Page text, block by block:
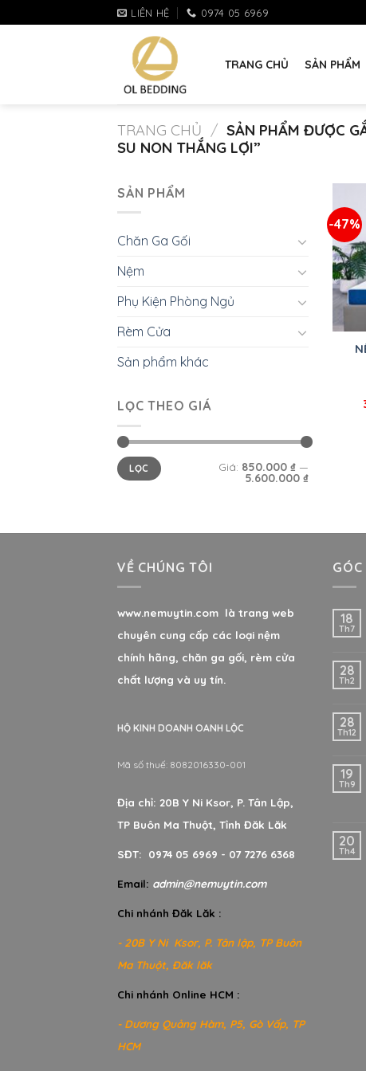
to
LIÊN HỆ 0974 05 6969
TRANG CHỦ SẢN PHẨM
TRANG CHỦ / SẢN PHẨM ĐƯỢC
SU NON THẮNG LỢI”
SẢN PHẨM
Chăn Ga Gối
Nệm
Phụ Kiện Phòng Ngủ
Rèm Cửa
Sản phẩm khác
LỌC THEO GIÁ
LỌC Giá: 850.000 ₫ —
5.600.000 ₫
-47%
VỀ CHÚNG TÔI
www.nemuytin.com là trang web
chuyên cung cấp các loại nệm
chính hãng, chăn ga gối, rèm cửa
chất lượng và uy tín.
HỘ KINH DOANH OANH LỘC
Mã số thuế: 8082016330-001
Địa chỉ: 20B Y Ni Ksor, P. Tân Lập,
TP Buôn Ma Thuột, Tỉnh Đăk Lăk
SĐT: 0974 05 6969 - 07 7276 6368
Email: admin@nemuytin.com
Chi nhánh Đăk Lăk :
- 20B Y Ni Ksor, P. Tân lập, TP Buôn
Ma Thuột, Đăk lăk
Chi nhánh Online HCM :
- Dương Quảng Hàm, P5, Gò Vấp, TP
HCM
GÓC
18
Th7
28
Th2
28
Th12
19
Th9
20
Th4